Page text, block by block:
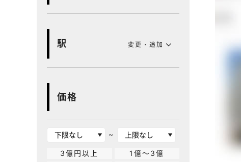
駅 変更・追加
価格
~
3億円以上
1億～3億